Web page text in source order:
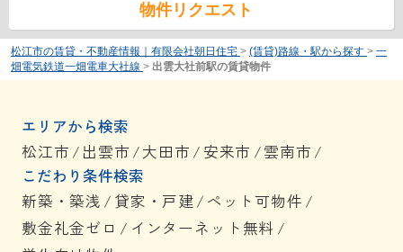
物件リクエスト
松江市の賃貸・不動産情報｜有限会社朝日住宅 > (賃貸)路線・駅から探す > 一
畑電気鉄道一畑電車大社線 > 出雲大社前駅の賃貸物件
エリアから検索
松江市 / 出雲市 /大田市 / 安来市 /雲南市 /
こだわり条件検索
新築・築浅 / 貸家・戸建/ ペット可物件 /
敷金礼金ゼロ / インターネット無料 /